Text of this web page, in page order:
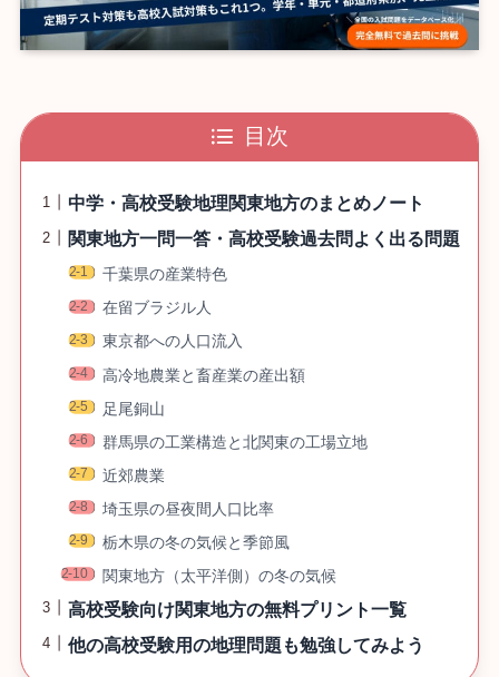
目次
中学・高校受験地理関東地方のまとめノート
関東地方一問一答・高校受験過去問よく出る問題
千葉県の産業特色
在留ブラジル人
東京都への人口流入
高冷地農業と畜産業の産出額
足尾銅山
群馬県の工業構造と北関東の工場立地
近郊農業
埼玉県の昼夜間人口比率
栃木県の冬の気候と季節風
関東地方（太平洋側）の冬の気候
高校受験向け関東地方の無料プリント一覧
他の高校受験用の地理問題も勉強してみよう